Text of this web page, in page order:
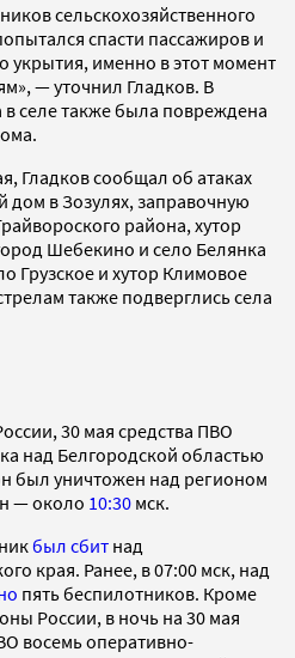
сельскохозяйственного
спасти пассажиров и
укрытия, именно в этот момент
— уточнил Гладков. В
в селе также была повреждена
Гладков сообщал об атаках
дом в Зозулях, заправочную
района, хутор
Шебекино и село Белянка
Грузское и хутор Климовое
также подверглись села
30 мая средства ПВО
над Белгородской областью
был уничтожен над регионом
— около 10:30 мск.
был сбит над
края. Ранее, в 07:00 мск, над
пять беспилотников. Кроме
России, в ночь на 30 мая
восемь оперативно-